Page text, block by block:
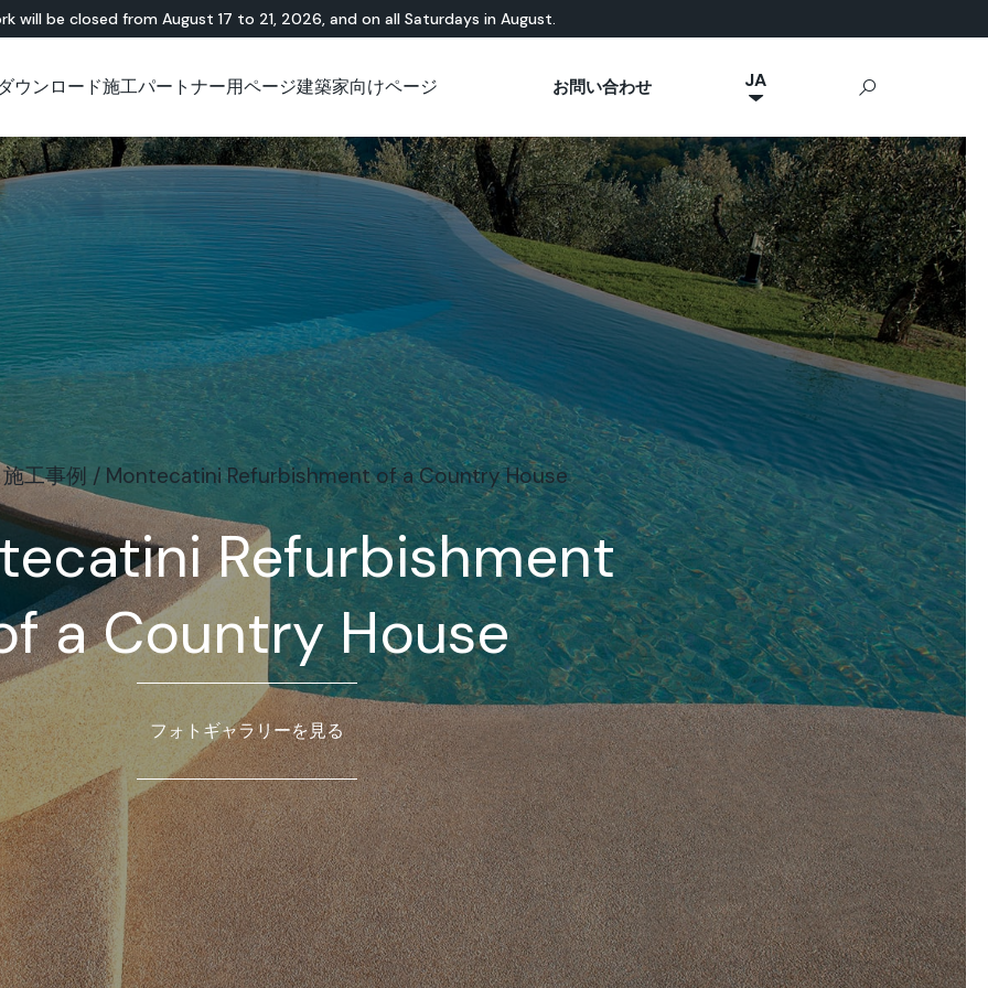
will be closed from August 17 to 21, 2026, and on all Saturdays in August.
無機・樹脂ハイブリ
ッド
Solidro
Purometallo
Acid-Stain
テラゾー
Lixio®
Lixio®+
天然素材ベース 屋外用コンクリート
Stamped Concrete
Sassoitalia®
アウトドア
公共エリア
屋外リビング
広場
舗装
遊園地
スロープ
ショールーム Ideal News
ウンロード
技術資料について
施工パートナー用ページ
チュートリアル App Ideal Work
建築家向けページ
技術資料について
お問い合わせ JA
IT
FR
ES
EN
DE
施工事例 / Montecatini Refurbishment of a Country House
Refurbishment
a Country House
フォトギャラリーを見る